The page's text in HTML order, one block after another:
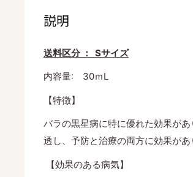
説明
送料区分 ： Sサイズ
内容量: 30ｍL
【特徴】
バラの黒星病に特に優れた効果が
透し、予防と治療の両方に効果があ
【効果のある病気】